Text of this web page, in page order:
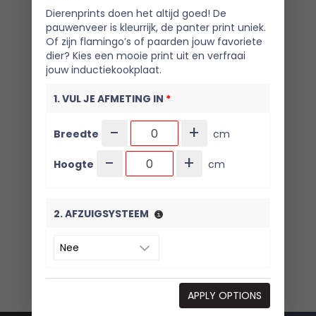
Dierenprints doen het altijd goed! De
pauwenveer is kleurrijk, de panter print uniek.
Of zijn flamingo’s of paarden jouw favoriete
dier? Kies een mooie print uit en verfraai
jouw inductiekookplaat.
1. VUL JE AFMETING IN *
Breedte - + cm
Hoogte - + cm
2. AFZUIGSYSTEEM
APPLY OPTIONS